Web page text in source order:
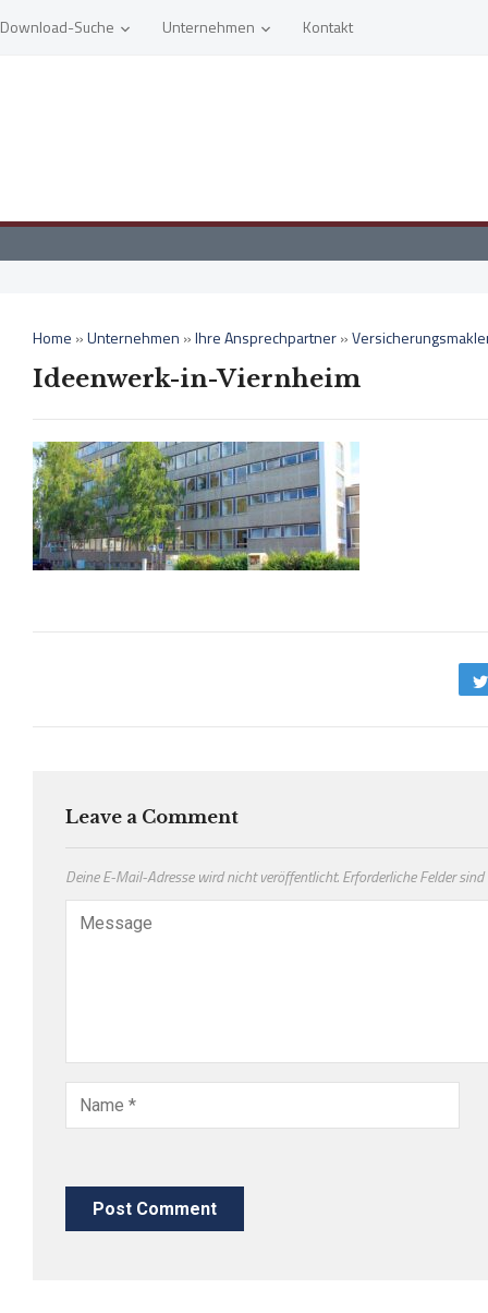
Download-Suche Unternehmen Kontakt
Home »Unternehmen »Ihre Ansprechpartner»
Ideenwerk-in-Viernheim
Leave a Comment
Deine E-Mail-Adresse wird nicht veröffentlicht.Erforderliche Felder